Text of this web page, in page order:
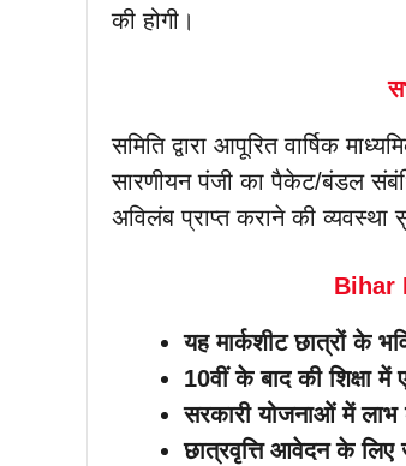
की होगी।
समिति द्वारा आपूरित वार्षिक
सारणीयन पंजी का पैकेट/बंडल
अविलंब प्राप्त कराने की व्यवस्था
Bihar
यह मार्कशीट छात्रों के
10वीं के बाद की शिक्षा में
सरकारी योजनाओं में
छात्रवृत्ति आवेदन के लिए